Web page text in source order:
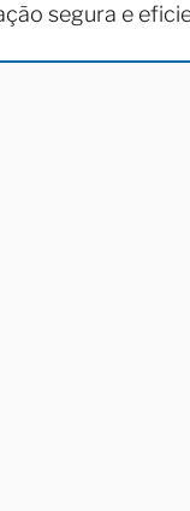
segura e